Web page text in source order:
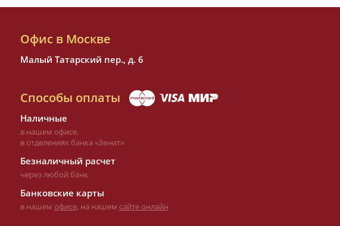
Офис в Москве
Малый Татарский пер., д. 6
Способы оплаты
Наличные
в нашем офисе,
в отделениях банка «Зенит»
Безналичный расчет
через любой банк
Банковские карты
в нашем офисе, на нашем сайте онлайн